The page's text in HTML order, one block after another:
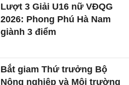
Lượt 3 Giải U16 nữ VĐQG
2026: Phong Phú Hà Nam
giành 3 điểm
Bắt giam Thứ trưởng Bộ
Nông nghiệp và Môi trường